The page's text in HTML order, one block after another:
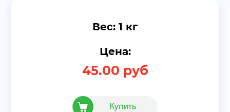
Вес: 1 кг
Цена:
45.00 руб